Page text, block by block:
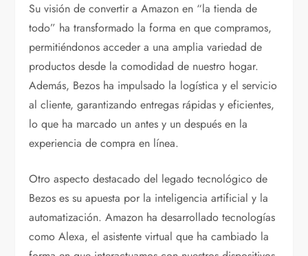
Su visión de convertir a Amazon en “la tienda de
todo” ha transformado la forma en que compramos,
permitiéndonos acceder a una amplia variedad de
productos desde la comodidad de nuestro hogar.
Además, Bezos ha impulsado la logística y el servicio
al cliente, garantizando entregas rápidas y eficientes,
lo que ha marcado un antes y un después en la
experiencia de compra en línea.
Otro aspecto destacado del legado tecnológico de
Bezos es su apuesta por la inteligencia artificial y la
automatización. Amazon ha desarrollado tecnologías
como Alexa, el asistente virtual que ha cambiado la